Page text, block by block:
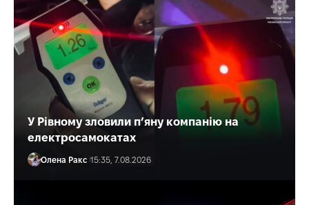
У Рівному зловили п’яну компанію на
електросамокатах
Олена Ракс 15:35, 7.08.2026